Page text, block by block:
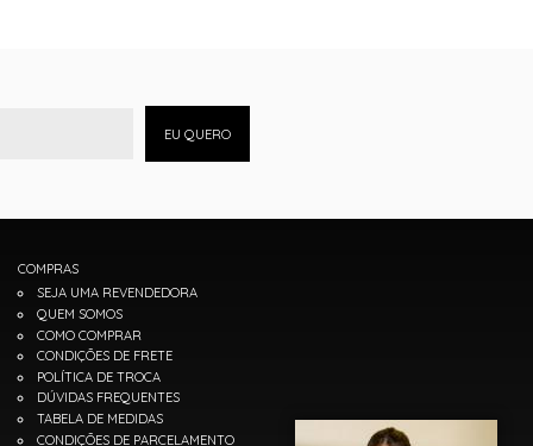
EU QUERO
COMPRAS
SEJA UMA REVENDEDORA
QUEM SOMOS
COMO COMPRAR
CONDIÇÕES DE FRETE
POLÍTICA DE TROCA
DÚVIDAS FREQUENTES
TABELA DE MEDIDAS
CONDIÇÕES DE PARCELAMENTO